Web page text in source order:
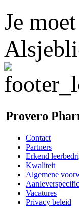
Je
Provero
Contact
Partners
Erkend
Kwaliteit
Algemene
Vacatures
Privacy beleid